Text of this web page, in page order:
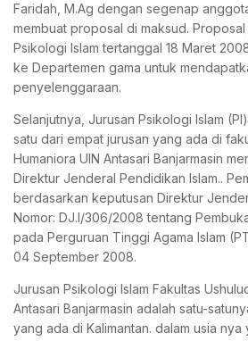
Faridah, M.Ag dengan segenap
membuat proposal di maksud.
Psikologi Islam tertanggal 18 Maret
ke Departemen gama untuk
penyelenggaraan.
Selanjutnya, Jurusan Psikologi Islam
satu dari empat jurusan yang ada di
Humaniora UIN Antasari Banjarmasin
Direktur Jenderal Pendidikan Islam..
berdasarkan keputusan Direktur
Nomor: DJ.I/306/2008 tentang
pada Perguruan Tinggi Agama Islam
04 September 2008.
Jurusan Psikologi Islam Fakultas
Antasari Banjarmasin adalah satu-
yang ada di Kalimantan. dalam usia